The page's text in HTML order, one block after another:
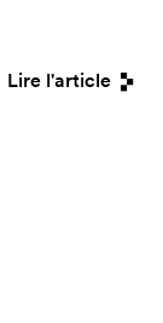
Lire l'article